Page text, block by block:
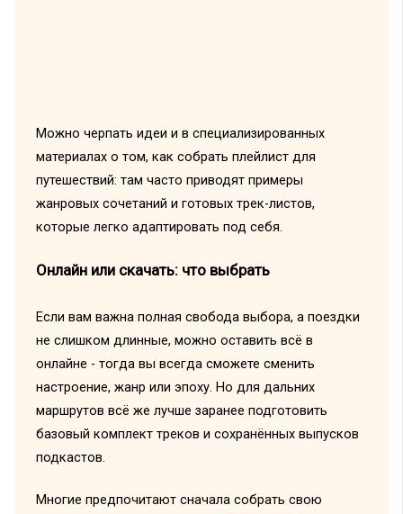
Можно черпать идеи и в специализированных
материалах о том, как собрать плейлист для
путешествий: там часто приводят примеры
жанровых сочетаний и готовых трек-листов,
которые легко адаптировать под себя.
Онлайн или скачать: что выбрать
Если вам важна полная свобода выбора, а поездки
не слишком длинные, можно оставить всё в
онлайне - тогда вы всегда сможете сменить
настроение, жанр или эпоху. Но для дальних
маршрутов всё же лучше заранее подготовить
базовый комплект треков и сохранённых выпусков
подкастов.
Многие предпочитают сначала собрать свою